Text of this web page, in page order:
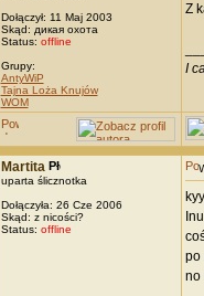
Dołączył: 11 Maj 2003
Skąd: дикая охота
Status: offline
Grupy:
AntyWiP
Tajna Loża Knujów
WOM
Z
I
Martita
uparta ślicznotka
Dołączyła: 26 Cze 2006
Skąd: z nicości?
Status: offline
po
no